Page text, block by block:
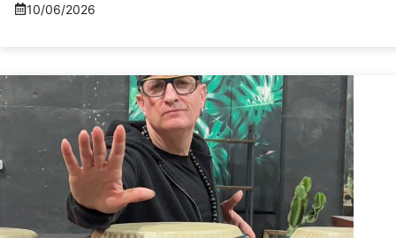
10/06/2026